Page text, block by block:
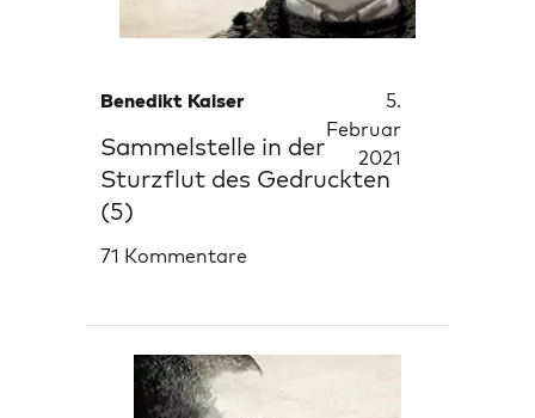
Benedikt Kaiser
5.
Februar
2021
Sammelstelle in der
Sturzflut des Gedruckten
(5)
71 Kommentare